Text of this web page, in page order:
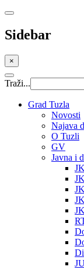
Sidebar
×
Traži...
Grad Tuzla
Novosti
Najava
O Tuzli
GV
Javna i